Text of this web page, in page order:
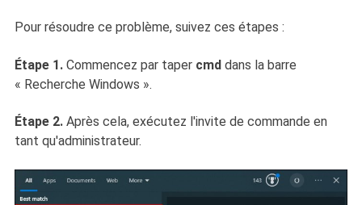
Pour résoudre ce problème, suivez ces étapes :
Étape 1.Commencez par taper cmddans la barre
« Recherche Windows ».
Étape 2.Après cela, exécutez l'invite de commande en
tant qu'administrateur.